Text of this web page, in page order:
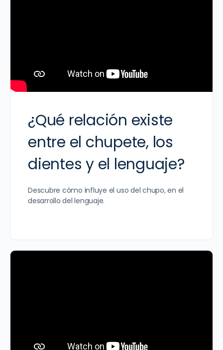
¿Qué relación existe
entre el chupete, los
dientes y el lenguaje?
Descubre cómo influye el uso del chupo, en el
desarrollo del lenguaje.